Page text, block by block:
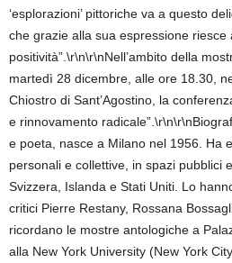
‘esplorazioni’ pittoriche va a questo
che grazie alla sua espressione riesce
positività”.\r\n\r\nNell’ambito della
martedì 28 dicembre, alle ore 18.30,
Chiostro di Sant’Agostino, la
e rinnovamento
e poeta, nasce a Milano nel 1956. Ha
personali e collettive, in spazi pubblici
Svizzera, Islanda e Stati Uniti. Lo
critici Pierre Restany, Rossana
ricordano le mostre antologiche a
alla New York University (New York